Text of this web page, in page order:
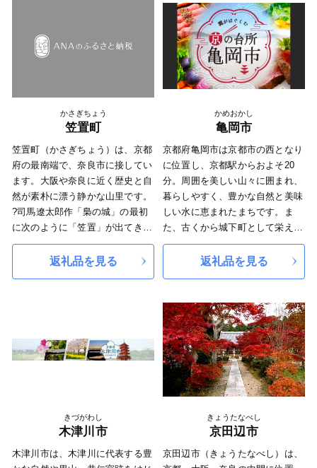
ご支援をよろしくお願いいたしま
す。
知られる宝積寺など、見どころが
いっぱいです。JR京都駅から約
15分とアクセスもよく、気軽に訪
れていただけます。 魅力あふ
れる大山崎町に、ぜひたくさんの
ご支援をお願いいたします
かさぎちょう
笠置町
笠置町（かさぎちょう）は、京都
府の最南端で、奈良市に接してい
ます。大阪や奈良に近く歴史と自
然が素朴に漂う静かな山里です。
?司馬遼太郎作「梟の城」の最初
に次のように「笠置」が出てきま
す。「伊賀の天は西涯を山城国境
い笠置の峰が支え、北涯を近江国
境いの御斎峠がささえる。笠置に
?笠置は、伊賀につながる忍者ゆ
かりの地。町全体に巨石群があ
?～2000年の行場・笠置山～
?高さ15mの大きな岩に刻まれた
くまがいぶつ）」や、山内には東
返礼品を見る
かめおかし
亀岡市
京都府亀岡市は京都市の西となり
に位置し、京都駅からおよそ20
分。周囲を美しい山々に囲まれ、
暮らしやすく、豊かな自然と美味
しい水に恵まれたまちです。ま
た、古くから城下町として栄え、
足利尊氏や明智光秀など日本の歴
史が変わる発信点となったまちで
もあります。 秋から春にかけて
波霧」が、亀岡を象徴する風景と
して知られています。特に朝方、
かめおか霧のテラスから望む「雲
海」は素晴らしく、絶景をお楽し
みいただけます。
返礼品を見る
きづがわし
木津川市
木津川市は、木津川に代表する豊
きょうたなべし
京田辺市
京田辺市（きょうたなべし）は、